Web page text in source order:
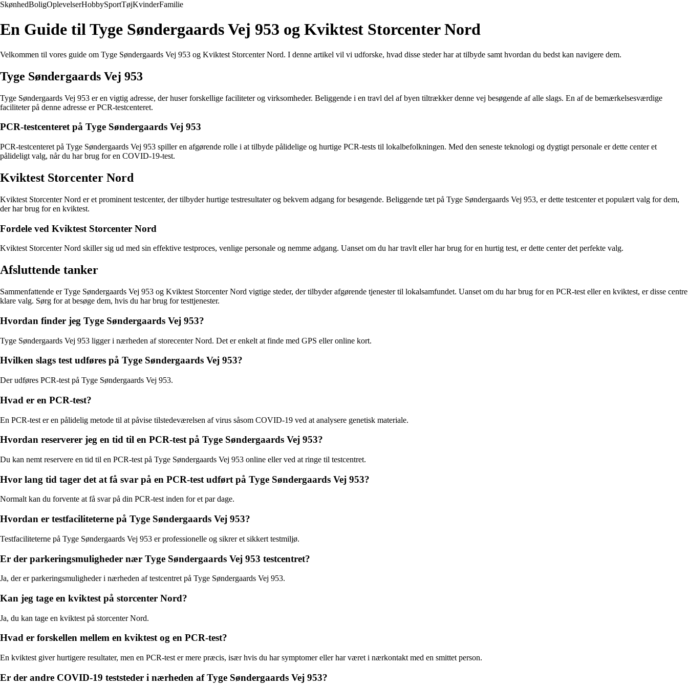
SkønhedBoligOplevelserHobbySportTøjKvinderFamilie
En Guide til Tyge Søndergaards Vej 953 og Kviktest Storcenter Nord
Velkommen til vores guide om Tyge Søndergaards Vej 953 og Kviktest Storcenter Nord. I denne artikel vil vi udforske, hvad disse steder har at tilbyde samt hvordan du bedst kan navigere dem.
Tyge Søndergaards Vej 953
Tyge Søndergaards Vej 953 er en vigtig adresse, der huser forskellige faciliteter og virksomheder. Beliggende i en travl del af byen tiltrækker denne vej besøgende af alle slags. En af de bemærkelsesværdige
faciliteter på denne adresse er PCR-testcenteret.
PCR-testcenteret på Tyge Søndergaards Vej 953
PCR-testcenteret på Tyge Søndergaards Vej 953 spiller en afgørende rolle i at tilbyde pålidelige og hurtige PCR-tests til lokalbefolkningen. Med den seneste teknologi og dygtigt personale er dette center et
pålideligt valg, når du har brug for en COVID-19-test.
Kviktest Storcenter Nord
Kviktest Storcenter Nord er et prominent testcenter, der tilbyder hurtige testresultater og bekvem adgang for besøgende. Beliggende tæt på Tyge Søndergaards Vej 953, er dette testcenter et populært valg for dem,
der har brug for en kviktest.
Fordele ved Kviktest Storcenter Nord
Kviktest Storcenter Nord skiller sig ud med sin effektive testproces, venlige personale og nemme adgang. Uanset om du har travlt eller har brug for en hurtig test, er dette center det perfekte valg.
Afsluttende tanker
Sammenfattende er Tyge Søndergaards Vej 953 og Kviktest Storcenter Nord vigtige steder, der tilbyder afgørende tjenester til lokalsamfundet. Uanset om du har brug for en PCR-test eller en kviktest, er disse centre
klare valg. Sørg for at besøge dem, hvis du har brug for testtjenester.
Hvordan finder jeg Tyge Søndergaards Vej 953?
Tyge Søndergaards Vej 953 ligger i nærheden af storecenter Nord. Det er enkelt at finde med GPS eller online kort.
Hvilken slags test udføres på Tyge Søndergaards Vej 953?
Der udføres PCR-test på Tyge Søndergaards Vej 953.
Hvad er en PCR-test?
En PCR-test er en pålidelig metode til at påvise tilstedeværelsen af virus såsom COVID-19 ved at analysere genetisk materiale.
Hvordan reserverer jeg en tid til en PCR-test på Tyge Søndergaards Vej 953?
Du kan nemt reservere en tid til en PCR-test på Tyge Søndergaards Vej 953 online eller ved at ringe til testcentret.
Hvor lang tid tager det at få svar på en PCR-test udført på Tyge Søndergaards Vej 953?
Normalt kan du forvente at få svar på din PCR-test inden for et par dage.
Hvordan er testfaciliteterne på Tyge Søndergaards Vej 953?
Testfaciliteterne på Tyge Søndergaards Vej 953 er professionelle og sikrer et sikkert testmiljø.
Er der parkeringsmuligheder nær Tyge Søndergaards Vej 953 testcentret?
Ja, der er parkeringsmuligheder i nærheden af testcentret på Tyge Søndergaards Vej 953.
Kan jeg tage en kviktest på storcenter Nord?
Ja, du kan tage en kviktest på storcenter Nord.
Hvad er forskellen mellem en kviktest og en PCR-test?
En kviktest giver hurtigere resultater, men en PCR-test er mere præcis, især hvis du har symptomer eller har været i nærkontakt med en smittet person.
Er der andre COVID-19 teststeder i nærheden af Tyge Søndergaards Vej 953?